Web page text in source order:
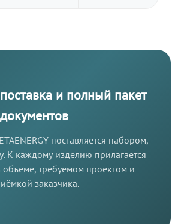
и полный пакет
документов
поставляется набором,
К каждому изделию прилагается
объёме, требуемом проектом и
заказчика.